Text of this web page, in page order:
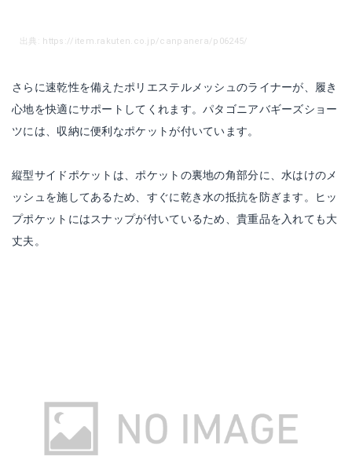
出典: https://item.rakuten.co.jp/canpanera/p06245/
さらに速乾性を備えたポリエステルメッシュのライナーが、履き
心地を快適にサポートしてくれます。パタゴニアバギーズショー
ツには、収納に便利なポケットが付いています。
縦型サイドポケットは、ポケットの裏地の角部分に、水はけのメ
ッシュを施してあるため、すぐに乾き水の抵抗を防ぎます。ヒッ
プポケットにはスナップが付いているため、貴重品を入れても大
丈夫。